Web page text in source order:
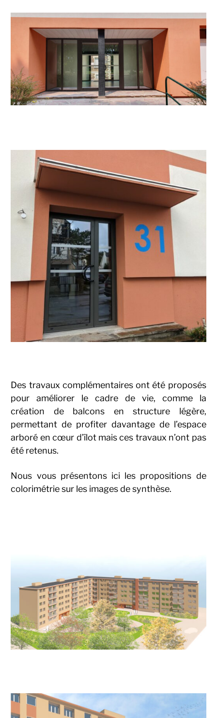
Des travaux complémentaires ont été proposés
pour améliorer le cadre de vie, comme la
création de balcons en structure légère,
permettant de profiter davantage de l’espace
arboré en cœur d’îlot mais ces travaux n’ont pas
été retenus.
Nous vous présentons ici les propositions de
colorimétrie sur les images de synthèse.